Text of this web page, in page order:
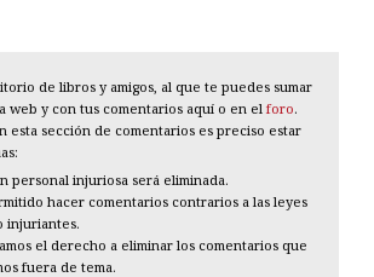
de libros y amigos, al que te puedes sumar
web y con tus comentarios aquí o en el foro.
esta sección de comentarios es preciso estar
personal injuriosa será eliminada.
hacer comentarios contrarios a las leyes
injuriantes.
el derecho a eliminar los comentarios que
fuera de tema.